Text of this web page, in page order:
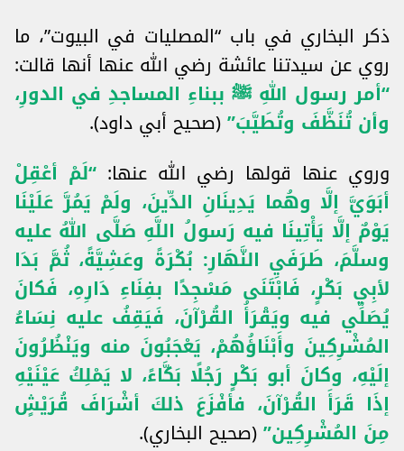
ذكر البخاري في باب “المصليات في البيوت”، ما
روي عن سيدتنا عائشة رضي الله عنها أنها قالت:
“أمر رسول اللهِ ﷺ ببناءِ المساجدِ في الدورِ،
وأن تُنَظَّفَ وتُطَيَّبَ”(صحيح أبي داود).
وروي عنها قولها رضي الله عنها: “لَمْ أعْقِلْ
أبَوَيَّ إلَّا وهُما يَدِينَانِ الدِّينَ، ولَمْ يَمُرَّ عَلَيْنَا
يَوْمٌ إلَّا يَأْتِينَا فيه رَسولُ اللَّهِ صَلَّى اللهُ عليه
وسلَّمَ، طَرَفَيِ النَّهَارِ: بُكْرَةً وعَشِيَّةً، ثُمَّ بَدَا
لأبِي بَكْرٍ، فَابْتَنَى مَسْجِدًا بفِنَاءِ دَارِهِ، فَكانَ
يُصَلِّي فيه ويَقْرَأُ القُرْآنَ، فَيَقِفُ عليه نِسَاءُ
المُشْرِكِينَ وأَبْنَاؤُهُمْ، يَعْجَبُونَ منه ويَنْظُرُونَ
إلَيْهِ، وكانَ أبو بَكْرٍ رَجُلًا بَكَّاءً، لا يَمْلِكُ عَيْنَيْهِ
إذَا قَرَأَ القُرْآنَ، فأفْزَعَ ذلكَ أشْرَافَ قُرَيْشٍ
مِنَ المُشْرِكِين”(صحيح البخاري).